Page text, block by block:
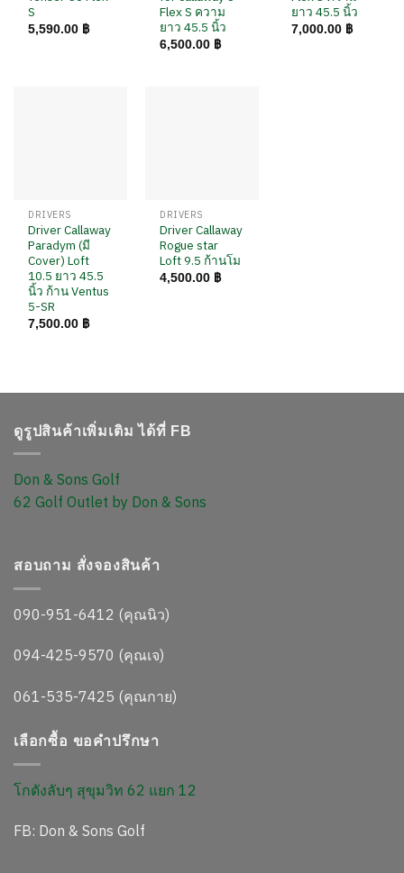
S
5,590.00 ฿
Flex S ความ
ยาว 45.5 นิ้ว
6,500.00 ฿
ยาว 45.5 นิ้ว
7,000.00 ฿
DRIVERS
Driver Callaway
Paradym (มี
Cover) Loft
10.5 ยาว 45.5
นิ้ว ก้าน Ventus
5-SR
7,500.00 ฿
DRIVERS
Driver Callaway
Rogue star
Loft 9.5 ก้านโม
4,500.00 ฿
ดูรูปสินค้าเพิ่มเติม ได้ที่ FB
Don & Sons Golf
62 Golf Outlet by Don & Sons
สอบถาม สั่งจองสินค้า
090-951-6412 (คุณนิว)
094-425-9570 (คุณเจ)
061-535-7425 (คุณกาย)
เลือกซื้อ ขอคำปรึกษา
โกดังลับๆ สุขุมวิท 62 แยก 12
FB: Don & Sons Golf